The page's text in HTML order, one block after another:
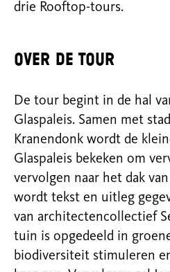
drie Rooftop-tours.
Over de tour
De tour begint in de hal
Glaspaleis. Samen met
Kranendonk wordt de
Glaspaleis bekeken om
vervolgen naar het dak
wordt tekst en uitleg
van architectencollectief
tuin is opgedeeld in
biodiversiteit stimuleren